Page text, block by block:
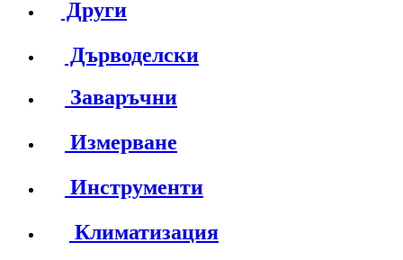
Други
Дърводелски
Заваръчни
Измерване
Инструменти
Климатизация